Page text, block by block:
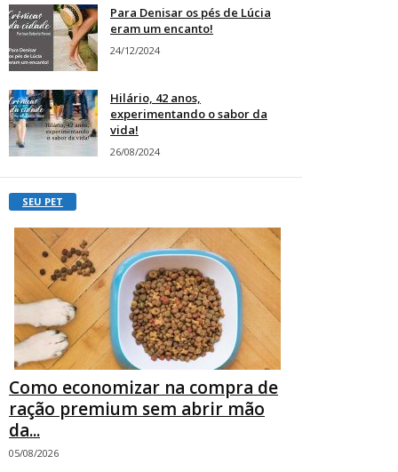
Para Denisar os pés de Lúcia
eram um encanto!
24/12/2024
Hilário, 42 anos,
experimentando o sabor da
vida!
26/08/2024
SEU PET
Como economizar na compra de
ração premium sem abrir mão
da...
05/08/2026